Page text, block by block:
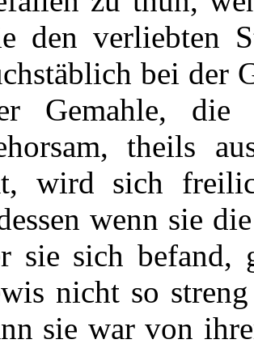
den verliebten
bei der
Gemahle, die
theils
wird sich
wenn sie
sie sich befand,
nicht so
sie war von